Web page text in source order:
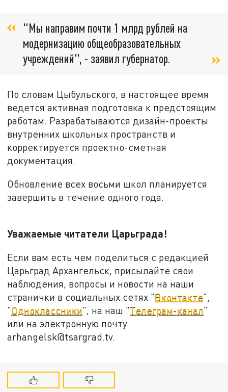
"Мы направим почти 1 млрд рублей на
модернизацию общеобразовательных
учреждений", - заявил губернатор.
По словам Цыбульского, в настоящее время
ведется активная подготовка к предстоящим
работам. Разрабатываются дизайн-проекты
внутренних школьных пространств и
корректируется проектно-сметная
документация.
Обновление всех восьми школ планируется
завершить в течение одного года.
Уважаемые читатели Царьграда!
Если вам есть чем поделиться с редакцией
Царьград Архангельск, присылайте свои
наблюдения, вопросы и новости на наши
странички в социальных сетях "Вконтакте",
"Одноклассники", на наш "Телеграм-канал"
или на электронную почту
arhangelsk@tsargrad.tv.